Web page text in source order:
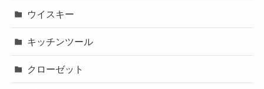
ウイスキー
キッチンツール
クローゼット